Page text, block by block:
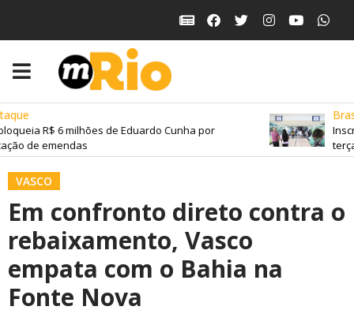
R$ 6 milhões de Eduardo Cunha por
de emendas
Brasil
VASCO
Em confronto direto contra o
rebaixamento, Vasco
empata com o Bahia na
Fonte Nova